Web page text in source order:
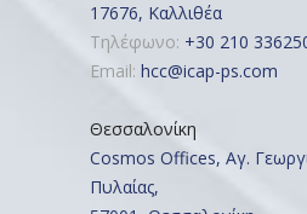
17676, Καλλιθέα
Τηλέφωνο: +30 210
Email: hcc@icap-ps.com
Θεσσαλονίκη
Cosmos Offices, Αγ.
Πυλαίας,